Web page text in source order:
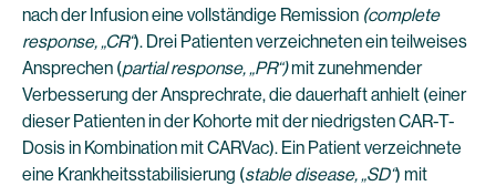
nach der Infusion eine vollständige Remission (complete
response, „CR“). Drei Patienten verzeichneten ein teilweises
Ansprechen (partial response, „PR“)mit zunehmender
Verbesserung der Ansprechrate, die dauerhaft anhielt (einer
dieser Patienten in der Kohorte mit der niedrigsten CAR-T-
Dosis in Kombination mit CARVac). Ein Patient verzeichnete
eine Krankheitsstabilisierung (stable disease, „SD“) mit